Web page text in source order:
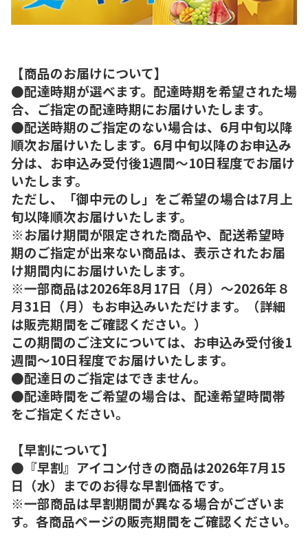
【商品のお届けについて】
●配達時期が選べます。配達時期を希望された場
合、ご指定の配達時期にお届けいたします。
●配送時期のご指定のない場合は、6月中旬以降
順次お届けいたします。6月中旬以降のお申込み
分は、お申込み受付後1週間～10日程度でお届け
いたします。
ただし、「御中元のし」をご希望の場合は7月上
旬以降順次お届けいたします。
※お届け期間が限定された商品や、配送希望時
期のご指定が出来ない商品は、表示されたお届
け期間内にお届けいたします。
※一部商品は2026年8月17日（月）～2026年８
月31日（月）もお申込みいただけます。（詳細
は販売期間をご確認ください。）
この期間のご注文については、お申込み受付後1
週間～10日程度でお届けいたします。
●配達日のご指定はできません。
●配達時間をご希望の場合は、配達希望時間帯
をご指定ください。
【早割について】
●『早割』アイコン付きの商品は2026年7月15
日（水）までのお得な早割価格です。
※一部商品は早割期間が異なる場合がございま
す。各商品ページの販売期間をご確認ください。